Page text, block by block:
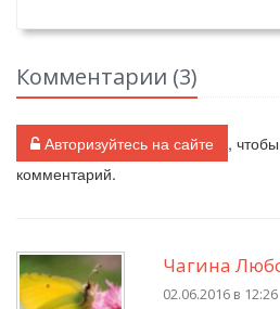
Комментарии (3)
Авторизуйтесь на сайте
,
комментарий.
Чагина
02.06.2016 в 12:26